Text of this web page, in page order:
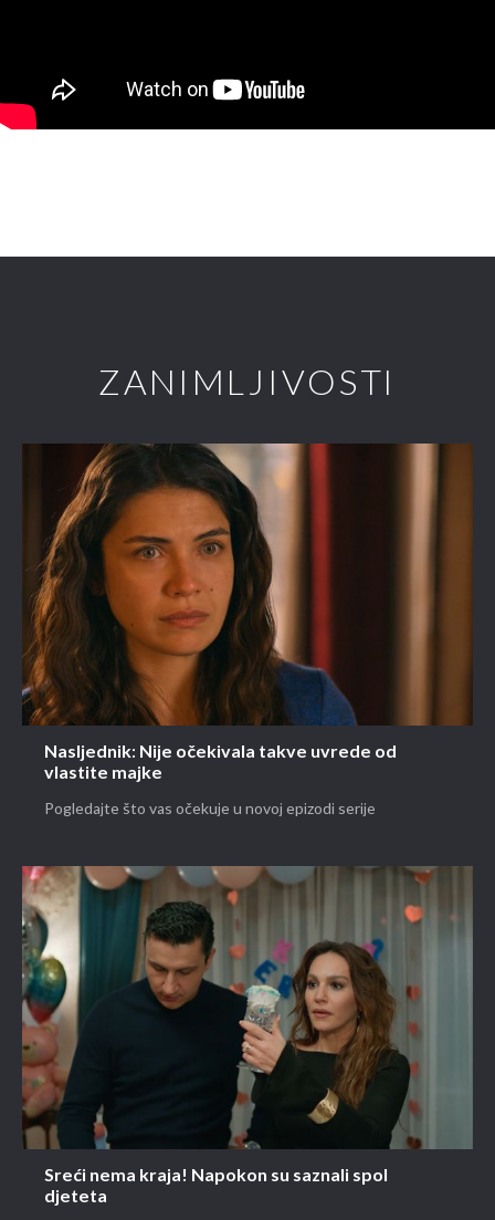
ZANIMLJIVOSTI
Nasljednik: Nije očekivala takve uvrede od
vlastite majke
Pogledajte što vas očekuje u novoj epizodi serije
Sreći nema kraja! Napokon su saznali spol
djeteta